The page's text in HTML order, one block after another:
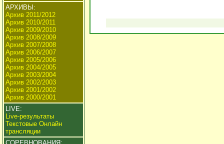
АРХИВЫ:
Архив 2011/2012
Архив 2010/2011
Архив 2009/2010
Архив 2008/2009
Архив 2007/2008
Архив 2006/2007
Архив 2005/2006
Архив 2004/2005
Архив 2003/2004
Архив 2002/2003
Архив 2001/2002
Архив 2000/2001
LIVE:
Live-результаты
Текстовые Онлайн
трансляции